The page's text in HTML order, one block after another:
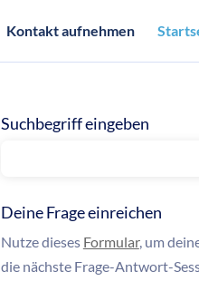
Kontakt aufnehmen
Suchbegriff eingeben
Deine Frage einreichen
Nutze dieses Formular, um
die nächste Frage-Antwort-